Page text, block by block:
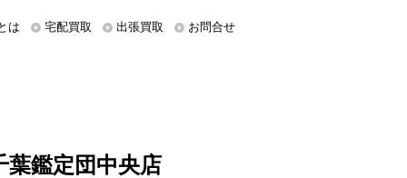
は 宅配買取 出張買取 お問合せ
葉鑑定団中央店